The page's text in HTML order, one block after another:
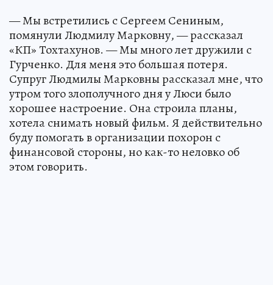
— Мы встретились с Сергеем Сениным,
помянули Людмилу Марковну, — рассказал
«КП» Тохтахунов. — Мы много лет дружили с
Гурченко. Для меня это большая потеря.
Супруг Людмилы Марковны рассказал мне, что
утром того злополучного дня у Люси было
хорошее настроение. Она строила планы,
хотела снимать новый фильм. Я действительно
буду помогать в организации похорон с
финансовой стороны, но как-то неловко об
этом говорить.